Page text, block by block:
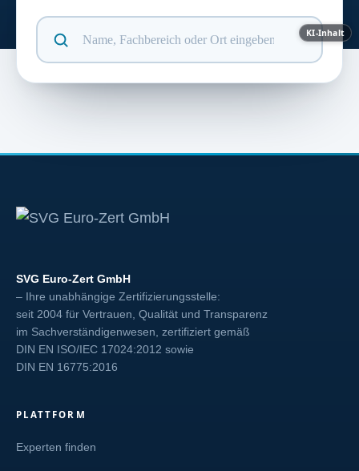
KI-Inhalt
SVG Euro-Zert GmbH
– Ihre unabhängige Zertifizierungsstelle:
seit 2004 für Vertrauen, Qualität und Transparenz
im Sachverständigenwesen, zertifiziert gemäß
DIN EN ISO/IEC 17024:2012 sowie
DIN EN 16775:2016
PLATTFORM
Experten finden